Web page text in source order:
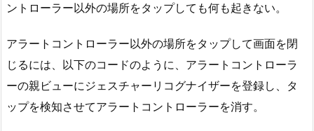
ントローラー以外の場所をタップしても何も起きない。
アラートコントローラー以外の場所をタップして画面を閉
じるには、以下のコードのように、アラートコントローラ
ーの親ビューにジェスチャーリコグナイザーを登録し、タ
ップを検知させてアラートコントローラーを消す。